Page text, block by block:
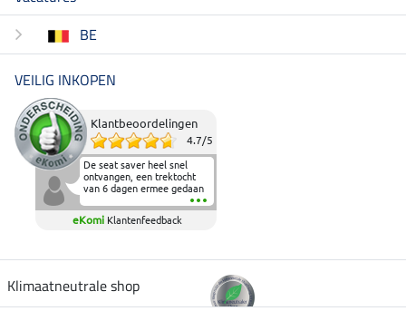
BE
VEILIG INKOPEN
Klantbeoordelingen
4.7/5
De seat saver heel snel
ontvangen, een trektocht
van 6 dagen ermee gedaan
en deze heeft de beproeving
fantastisch doorstaan.
Heerlijk zacht om op te
elkaar in het zadel.
eKomi Klantenfeedback
Klimaatneutrale shop